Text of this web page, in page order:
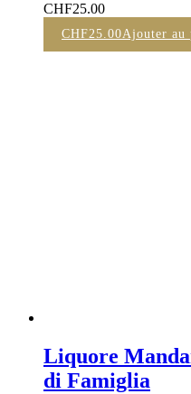
CHF25.00
CHF25.00Ajouter au
Liquore
di Famiglia